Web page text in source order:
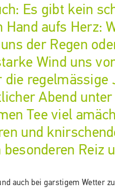
Es gibt kein
aufs Herz:
der Regen
Wind uns
regelmässige
Abend
Tee viel
und
Reiz
auch bei garstigem Wetter